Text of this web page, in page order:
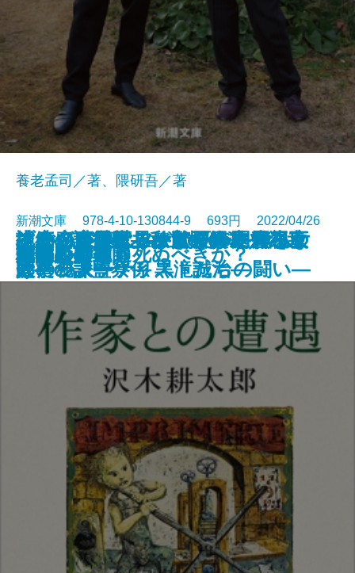
雪国
その名を暴け―＃MeTooに火をつ
けたジャーナリストたちの闘い―
気狂いピエロ
この恋が壊れるまで夏が終わらな
い
地底の魔術王―私立探偵 明智小五
郎―
八本目の槍
生きがい―世界が驚く日本人の幸
せの秘訣―
ノモレ
ブラッディ・ファミリー―警視庁
人事一課監察係 黒滝誠治―
日本人はどう死ぬべきか？
養老孟司／著、隈研吾／著
新潮文庫 978-4-10-130844-9 693円 2022/04/26
文庫
作家との遭遇
ハレルヤ
すごい言い訳！―漱石の冷や汗、
太宰の大ウソ―
古都
嵐吹く時も
幽世の薬剤師
肖像彫刻家
少年
格闘
試練―護衛艦あおぎり艦長 早乙女
碧―